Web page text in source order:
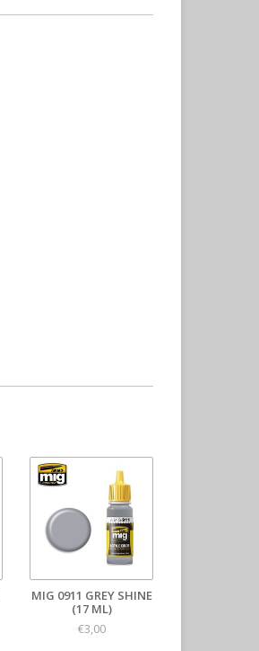
MIG 0911 GREY SHINE
(17 ML)
€3,00